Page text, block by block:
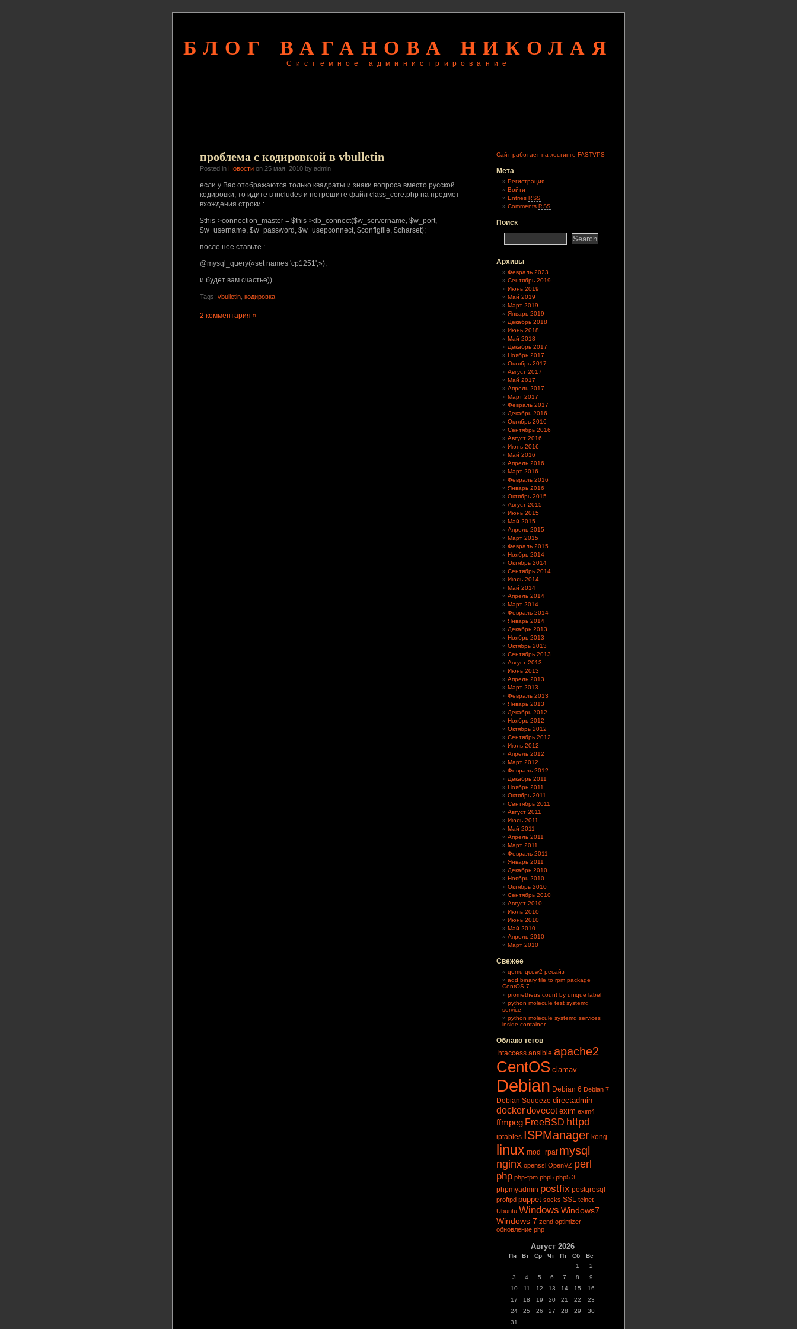
БЛОГ ВАГАНОВА НИКОЛАЯ
Системное администрирование
проблема с кодировкой в vbulletin
Posted in Новости on 25 мая, 2010 by admin
если у Вас отображаются только квадраты и знаки вопроса вместо русской
кодировки, то идите в includes и потрошите файл class_core.php на предмет
вхождения строки :
$this->connection_master = $this->db_connect($w_servername, $w_port,
$w_username, $w_password, $w_usepconnect, $configfile, $charset);
после нее ставьте :
@mysql_query(«set names 'cp1251';»);
и будет вам счастье))
Tags: vbulletin кодировка
2 комментария »
Сайт работает на хостинге FASTVPS
Мета
Регистрация
Войти
Entries RSS
Comments RSS
Поиск
Архивы
Февраль 2023
Сентябрь 2019
Июнь 2019
Май 2019
Март 2019
Январь 2019
Декабрь 2018
Июнь 2018
Май 2018
Декабрь 2017
Ноябрь 2017
Октябрь 2017
Август 2017
Май 2017
Апрель 2017
Март 2017
Февраль 2017
Декабрь 2016
Октябрь 2016
Сентябрь 2016
Август 2016
Июнь 2016
Май 2016
Апрель 2016
Март 2016
Февраль 2016
Январь 2016
Октябрь 2015
Август 2015
Июнь 2015
Май 2015
Апрель 2015
Март 2015
Февраль 2015
Ноябрь 2014
Октябрь 2014
Сентябрь 2014
Июль 2014
Май 2014
Апрель 2014
Март 2014
Февраль 2014
Январь 2014
Декабрь 2013
Ноябрь 2013
Октябрь 2013
Сентябрь 2013
Август 2013
Июнь 2013
Апрель 2013
Март 2013
Февраль 2013
Январь 2013
Декабрь 2012
Ноябрь 2012
Октябрь 2012
Сентябрь 2012
Июль 2012
Апрель 2012
Март 2012
Февраль 2012
Декабрь 2011
Ноябрь 2011
Октябрь 2011
Сентябрь 2011
Август 2011
Июль 2011
Май 2011
Апрель 2011
Март 2011
Февраль 2011
Январь 2011
Декабрь 2010
Ноябрь 2010
Октябрь 2010
Сентябрь 2010
Август 2010
Июль 2010
Июнь 2010
Май 2010
Апрель 2010
Март 2010
Свежее
qemu qcow2 ресайз
add binary file to rpm package
CentOS 7
prometheus count by unique label
python molecule test systemd
service
python molecule systemd services
inside container
Облако тегов
.htaccess ansible apache2
CentOS clamav
Debian Debian 6 Debian 7
Debian Squeeze directadmin
dockerdovecot exim exim4
ffmpeg FreeBSD httpd
iptables ISPManager kong
linux mod_rpaf mysql
nginx openssl OpenVZ perl
php php-fpm php5 php5.3
phpmyadmin postfix postgresql
proftpd puppet socks SSL
telnet
Ubuntu Windows Windows7
Windows 7 zend optimizer
обновление php
Август 2026
Пн Вт Ср Чт Пт Сб
Вс
1
2
3
4 5 6 7 8
9
10
11 12 13 14 15
16
17
18 19 20 21 22
23
24
25 26 27 28 29
30
31